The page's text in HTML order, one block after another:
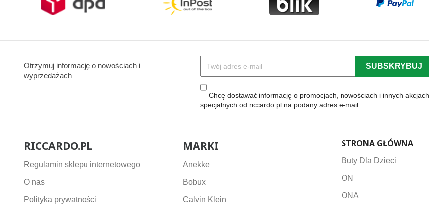
Otrzymuj informację o nowościach i
wyprzedażach
Chcę dostawać informację o promocjach, nowościach i innych akcjach
specjalnych od riccardo.pl na podany adres e-mail
RICCARDO.PL
Regulamin sklepu internetowego
O nas
Polityka prywatności
MARKI
Anekke
Bobux
Calvin Klein
STRONA GŁÓWNA
Buty Dla Dzieci
ON
ONA